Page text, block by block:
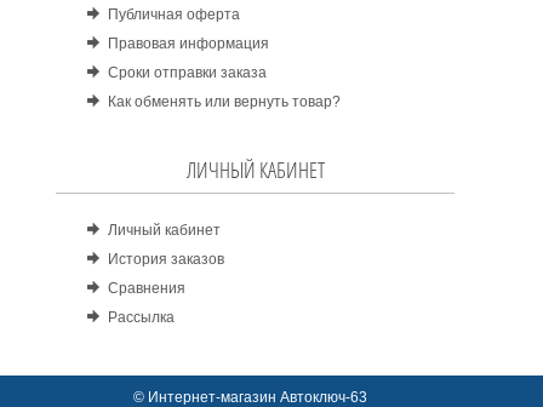
Публичная оферта
Правовая информация
Сроки отправки заказа
Как обменять или вернуть товар?
ЛИЧНЫЙ КАБИНЕТ
Личный кабинет
История заказов
Сравнения
Рассылка
© Интернет-магазин Автоключ-63